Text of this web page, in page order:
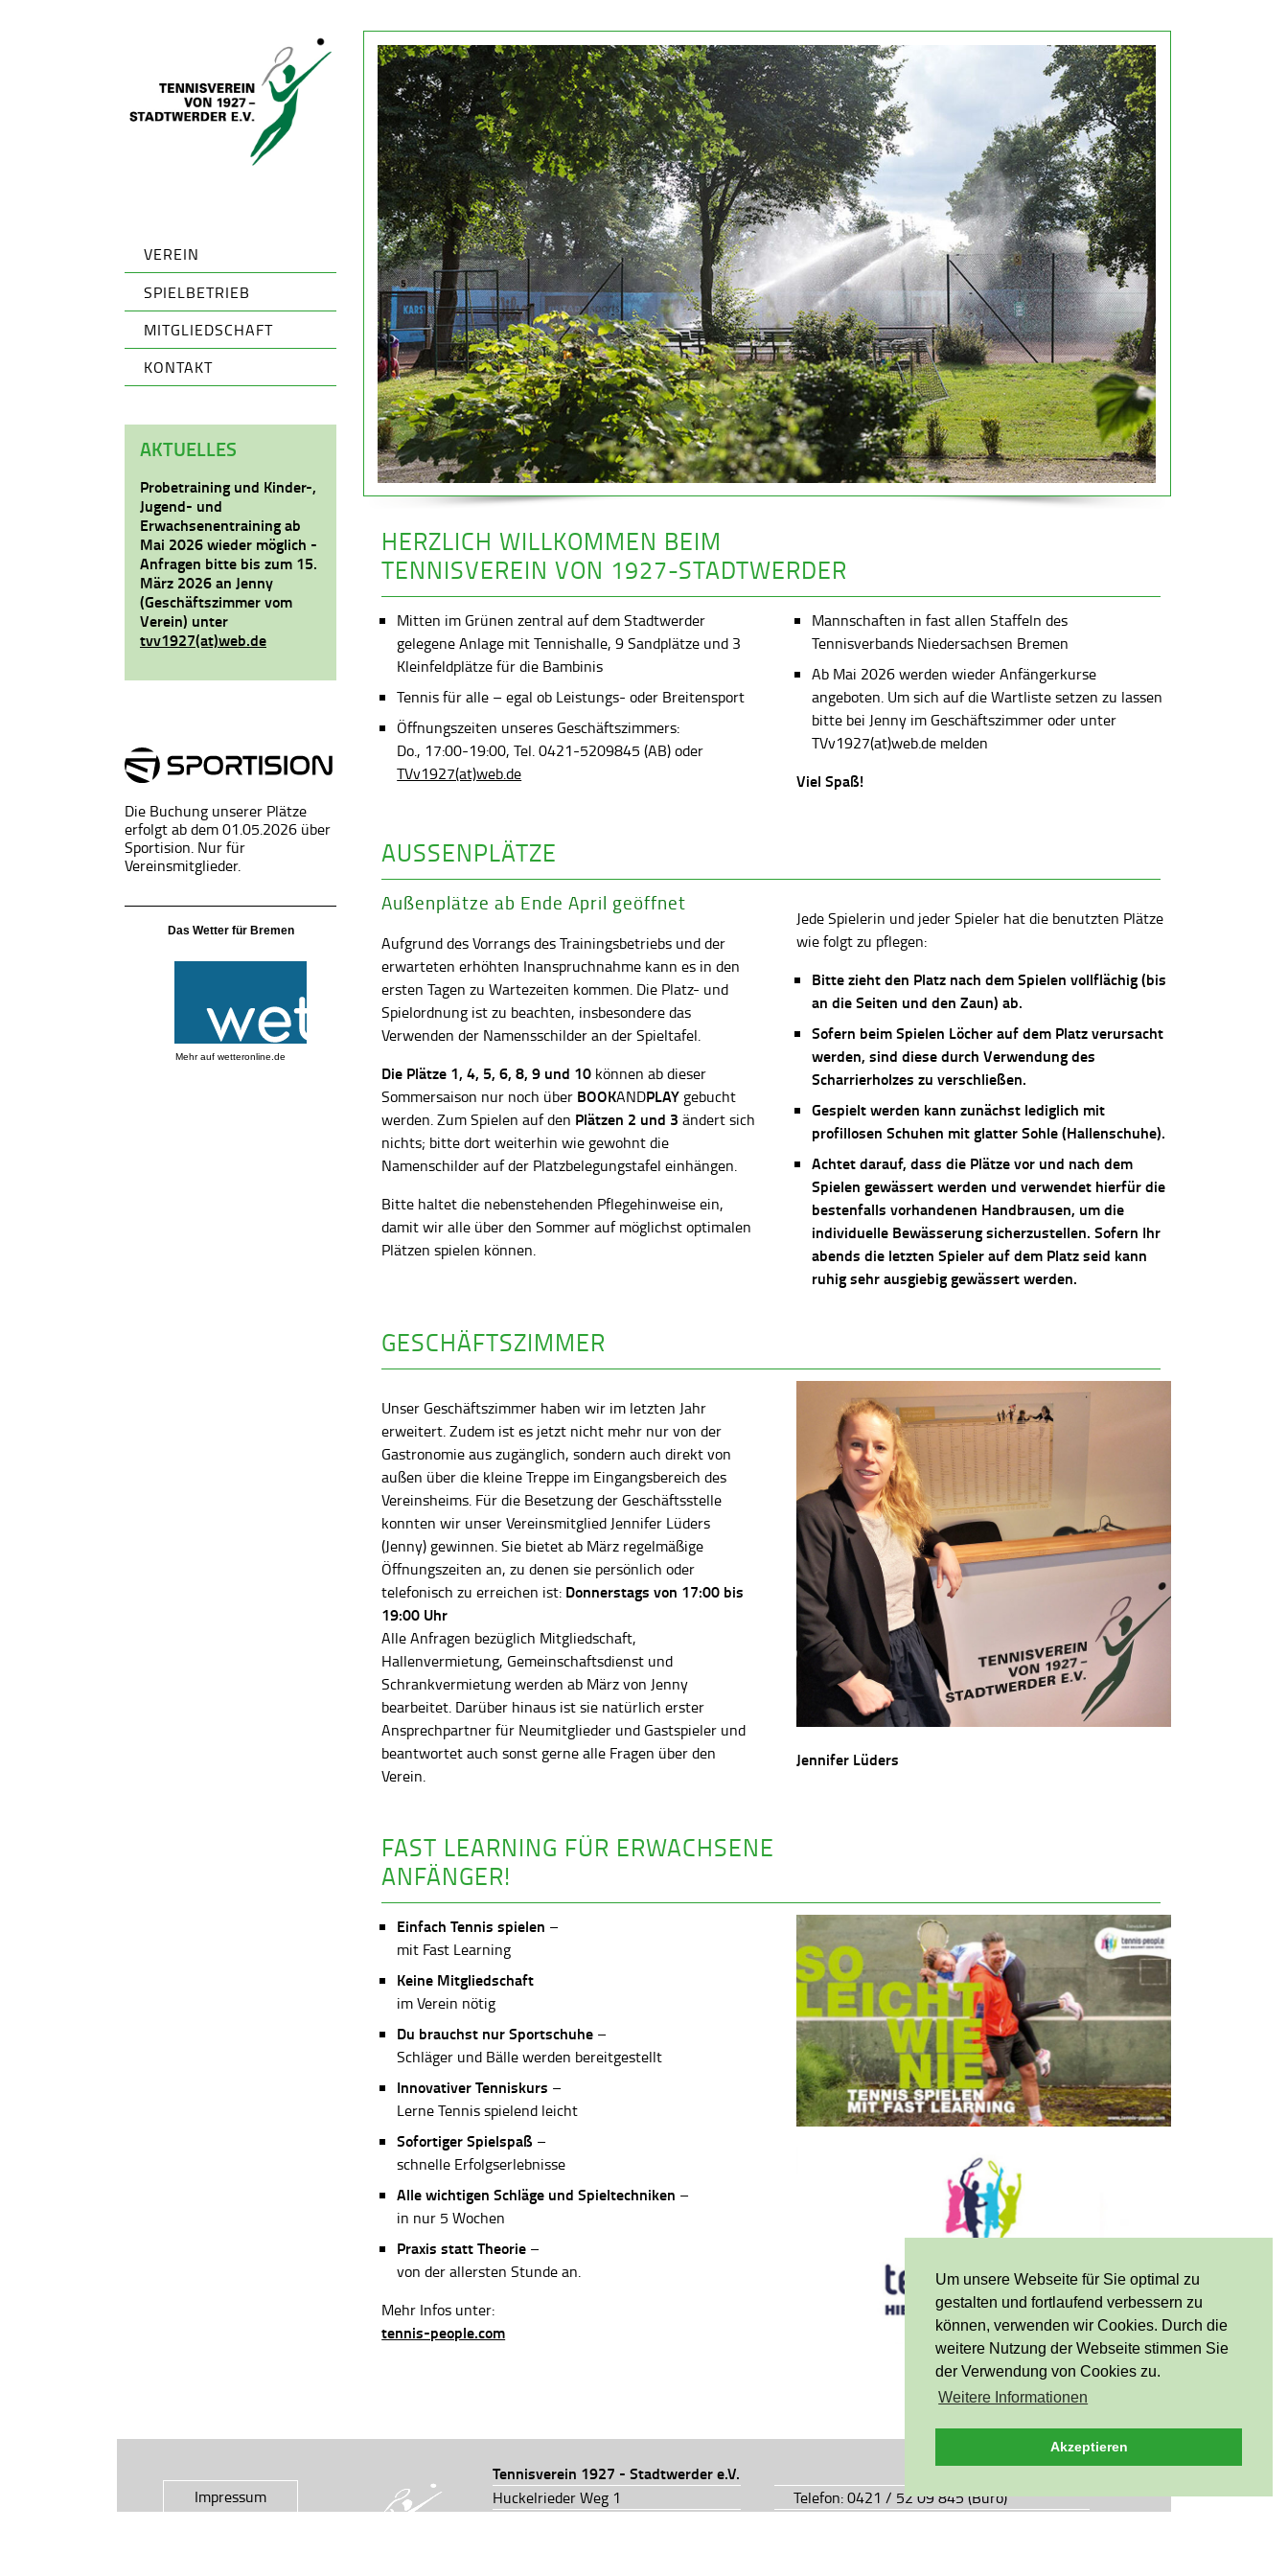
Um unsere Webseite für Sie optimal zu
gestalten und fortlaufend verbessern zu
können, verwenden wir Cookies. Durch die
weitere Nutzung der Webseite stimmen Sie
der Verwendung von Cookies zu.
Weitere Informationen
Akzeptieren
VEREIN
SPIELBETRIEB
MITGLIEDSCHAFT
KONTAKT
AKTUELLES
Probetraining und Kinder-,
Jugend- und
Erwachsenentraining ab
Mai 2026 wieder möglich -
Anfragen bitte bis zum 15.
März 2026 an Jenny
(Geschäftszimmer vom
Verein) unter
tvv1927(at)web.de
Die Buchung unserer Plätze
erfolgt ab dem 01.05.2026 über
Sportision. Nur für
Vereinsmitglieder.
Das Wetter für Bremen
Mehr auf wetteronline.de
HERZLICH WILLKOMMEN BEIM
TENNISVEREIN VON 1927-STADTWERDER
Mitten im Grünen zentral auf dem Stadtwerder
gelegene Anlage mit Tennishalle, 9 Sandplätze und 3
Kleinfeldplätze für die Bambinis
Tennis für alle – egal ob Leistungs- oder Breitensport
Öffnungszeiten unseres Geschäftszimmers:
Do., 17:00-19:00, Tel. 0421-5209845 (AB) oder
TVv1927(at)web.de
Mannschaften in fast allen Staffeln des
Tennisverbands Niedersachsen Bremen
Ab Mai 2026 werden wieder Anfängerkurse
angeboten. Um sich auf die Wartliste setzen zu lassen
bitte bei Jenny im Geschäftszimmer oder unter
TVv1927(at)web.de melden
Viel Spaß!
AUSSENPLÄTZE
Außenplätze ab Ende April geöffnet
Aufgrund des Vorrangs des Trainingsbetriebs und der
erwarteten erhöhten Inanspruchnahme kann es in den
ersten Tagen zu Wartezeiten kommen. Die Platz- und
Spielordnung ist zu beachten, insbesondere das
Verwenden der Namensschilder an der Spieltafel.
Die Plätze 1, 4, 5, 6, 8, 9 und 10 können ab dieser
Sommersaison nur noch über BOOKANDPLAY gebucht
werden. Zum Spielen auf den Plätzen 2 und 3 ändert sich
nichts; bitte dort weiterhin wie gewohnt die
Namenschilder auf der Platzbelegungstafel einhängen.
Bitte haltet die nebenstehenden Pflegehinweise ein,
damit wir alle über den Sommer auf möglichst optimalen
Plätzen spielen können.
Jede Spielerin und jeder Spieler hat die benutzten Plätze
wie folgt zu pflegen:
Bitte zieht den Platz nach dem Spielen vollflächig (bis
an die Seiten und den Zaun) ab.
Sofern beim Spielen Löcher auf dem Platz verursacht
werden, sind diese durch Verwendung des
Scharrierholzes zu verschließen.
Gespielt werden kann zunächst lediglich mit
profillosen Schuhen mit glatter Sohle (Hallenschuhe).
Achtet darauf, dass die Plätze vor und nach dem
Spielen gewässert werden und verwendet hierfür die
bestenfalls vorhandenen Handbrausen, um die
individuelle Bewässerung sicherzustellen. Sofern Ihr
abends die letzten Spieler auf dem Platz seid kann
ruhig sehr ausgiebig gewässert werden.
GESCHÄFTSZIMMER
Unser Geschäftszimmer haben wir im letzten Jahr
erweitert. Zudem ist es jetzt nicht mehr nur von der
Gastronomie aus zugänglich, sondern auch direkt von
außen über die kleine Treppe im Eingangsbereich des
Vereinsheims. Für die Besetzung der Geschäftsstelle
konnten wir unser Vereinsmitglied Jennifer Lüders
(Jenny) gewinnen. Sie bietet ab März regelmäßige
Öffnungszeiten an, zu denen sie persönlich oder
telefonisch zu erreichen ist: Donnerstags von 17:00 bis
19:00 Uhr
Alle Anfragen bezüglich Mitgliedschaft,
Hallenvermietung, Gemeinschaftsdienst und
Schrankvermietung werden ab März von Jenny
bearbeitet. Darüber hinaus ist sie natürlich erster
Ansprechpartner für Neumitglieder und Gastspieler und
beantwortet auch sonst gerne alle Fragen über den
Verein.
Jennifer Lüders
FAST LEARNING FÜR ERWACHSENE
ANFÄNGER!
Einfach Tennis spielen –
mit Fast Learning
Keine Mitgliedschaft
im Verein nötig
Du brauchst nur Sportschuhe –
Schläger und Bälle werden bereitgestellt
Innovativer Tenniskurs –
Lerne Tennis spielend leicht
Sofortiger Spielspaß –
schnelle Erfolgserlebnisse
Alle wichtigen Schläge und Spieltechniken –
in nur 5 Wochen
Praxis statt Theorie –
von der allersten Stunde an.
Mehr Infos unter:
tennis-people.com
Impressum
Tennisverein 1927 - Stadtwerder e.V.
Huckelrieder Weg 1
Telefon: 0421 / 52 09 845 (Büro)